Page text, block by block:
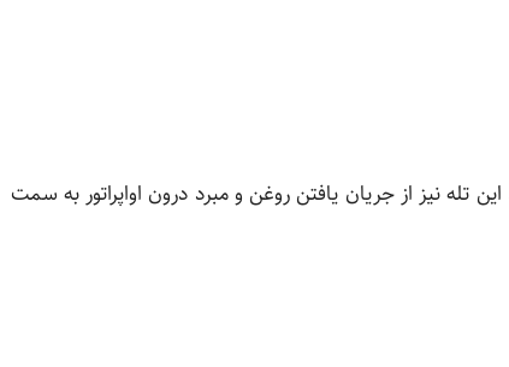
تله نیز از جریان یافتن روغن و مبرد درون اواپراتور به سمت